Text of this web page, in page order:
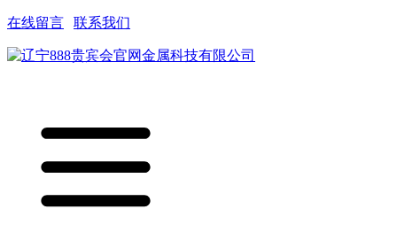
在线留言 联系我们